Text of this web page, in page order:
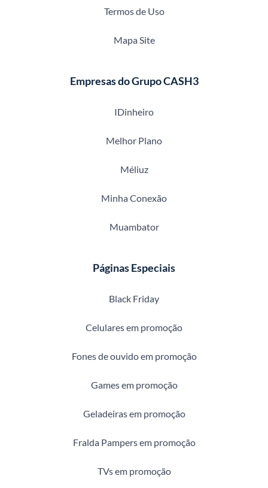
Termos de Uso
Mapa Site
Empresas do Grupo CASH3
IDinheiro
Melhor Plano
Méliuz
Minha Conexão
Muambator
Páginas Especiais
Black Friday
Celulares em promoção
Fones de ouvido em promoção
Games em promoção
Geladeiras em promoção
Fralda Pampers em promoção
TVs em promoção